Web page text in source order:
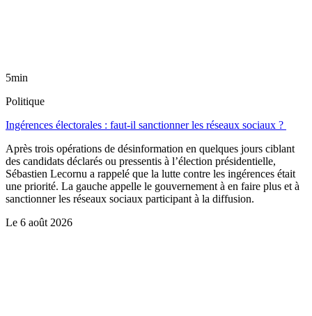
5min
Politique
Ingérences électorales : faut-il sanctionner les réseaux sociaux ?
Après trois opérations de désinformation en quelques jours ciblant
des candidats déclarés ou pressentis à l’élection présidentielle,
Sébastien Lecornu a rappelé que la lutte contre les ingérences était
une priorité. La gauche appelle le gouvernement à en faire plus et à
sanctionner les réseaux sociaux participant à la diffusion.
Le 6 août 2026